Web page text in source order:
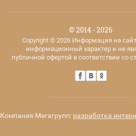
© 2014 - 2026
Copyright © 2026 Информация на
информационный характер и не
публичной офертой в соответствии со
Компания Мегагрупп: разработка